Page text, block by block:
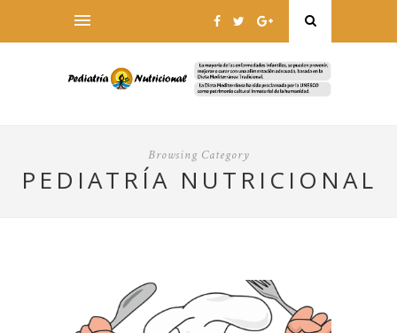
Browsing Category
PEDIATRÍA NUTRICIONAL